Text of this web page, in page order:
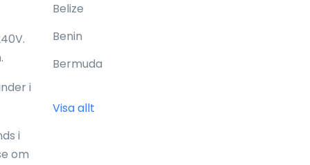
i
i
om
Belize
Benin
Bermuda
Visa allt